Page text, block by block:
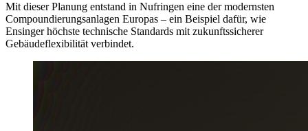
Mit dieser Planung entstand in Nufringen eine der modernsten
Compoundierungsanlagen Europas – ein Beispiel dafür, wie
Ensinger höchste technische Standards mit zukunftssicherer
Gebäudeflexibilität verbindet.